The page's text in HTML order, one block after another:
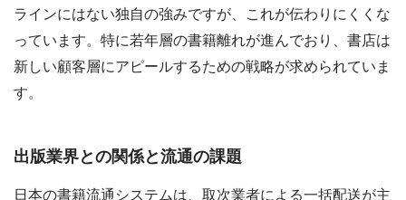
ラインにはない独自の強みですが、これが伝わりにくくな
っています。特に若年層の書籍離れが進んでおり、書店は
新しい顧客層にアピールするための戦略が求められていま
す。
出版業界との関係と流通の課題
日本の書籍流通システムは、取次業者による一括配送が主